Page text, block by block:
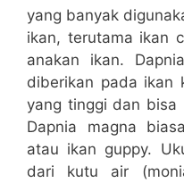
yang banyak
ikan, terutama ikan
anakan ikan.
diberikan pada ikan
yang tinggi dan bisa
Dapnia magna
atau ikan guppy.
dari kutu air